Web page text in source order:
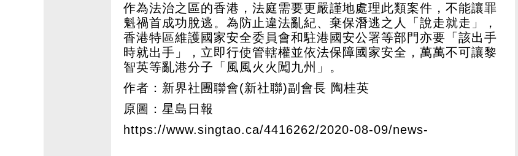
作為法治之區的香港，法庭需要更嚴謹地處理此類案件，不能讓罪
魁禍首成功脫逃。為防止違法亂紀、棄保潛逃之人「說走就走」，
香港特區維護國家安全委員會和駐港國安公署等部門亦要「該出手
時就出手」，立即行使管轄權並依法保障國家安全，萬萬不可讓黎
智英等亂港分子「風風火火闖九州」。
作者：新界社團聯會(新社聯)副會長 陶桂英
原圖：星島日報
https://www.singtao.ca/4416262/2020-08-09/news-